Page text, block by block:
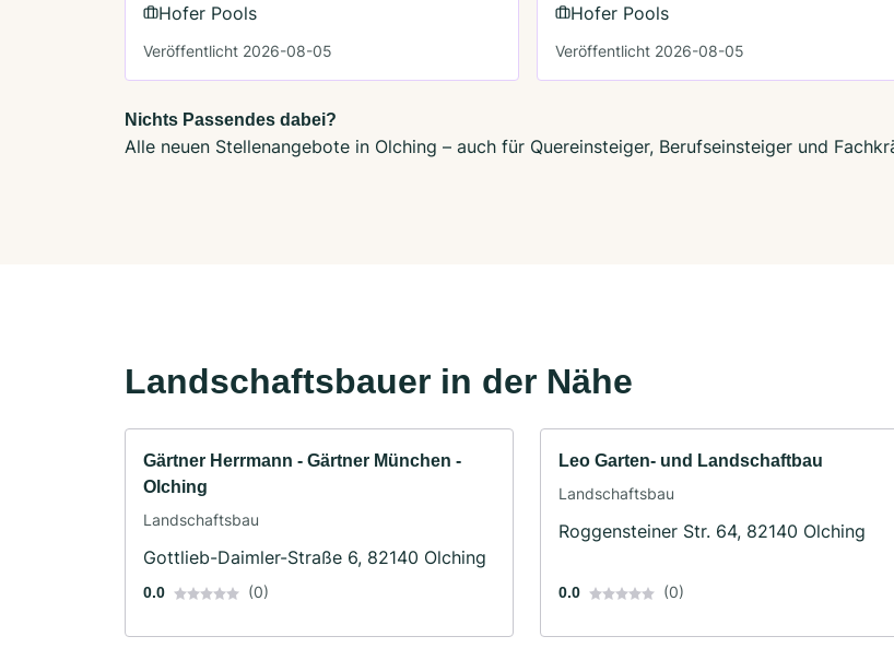
Hofer Pools
Veröffentlicht 2026-08-05
Hofer Pools
Veröffentlicht 2026-08-05
Nichts Passendes dabei?
Alle neuen Stellenangebote in Olching – auch für Quereinsteiger, Berufseinsteiger und
Landschaftsbauer in der Nähe
Gärtner Herrmann - Gärtner München -
Olching
Landschaftsbau
Gottlieb-Daimler-Straße 6, 82140 Olching
0.0 (0)
Leo Garten- und Landschaftbau
Landschaftsbau
Roggensteiner Str. 64, 82140 Olching
0.0 (0)